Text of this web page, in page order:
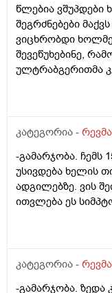
წლებია ვშუპდები
შეგრძნებები
ვიცხრობდი ხოლმე
შევეწუხებინე,
ულტრაბგერითმა
ფოსოში კი
და მკურნალობის
კატეგორია -
-გამარჯობა. ჩემს
უსივდება ხელის
ადგილებზე. ვის
ითვლება ეს
კატეგორია -
-გამარჯობა. ზედა